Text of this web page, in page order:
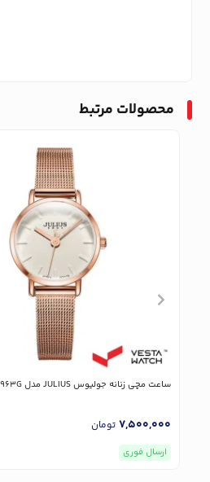
محصولات مرتبط
ساعت مچی زنانه جولیوس JULIUS مدل JA-963G
7,500,000 تومان
ارسال فوری